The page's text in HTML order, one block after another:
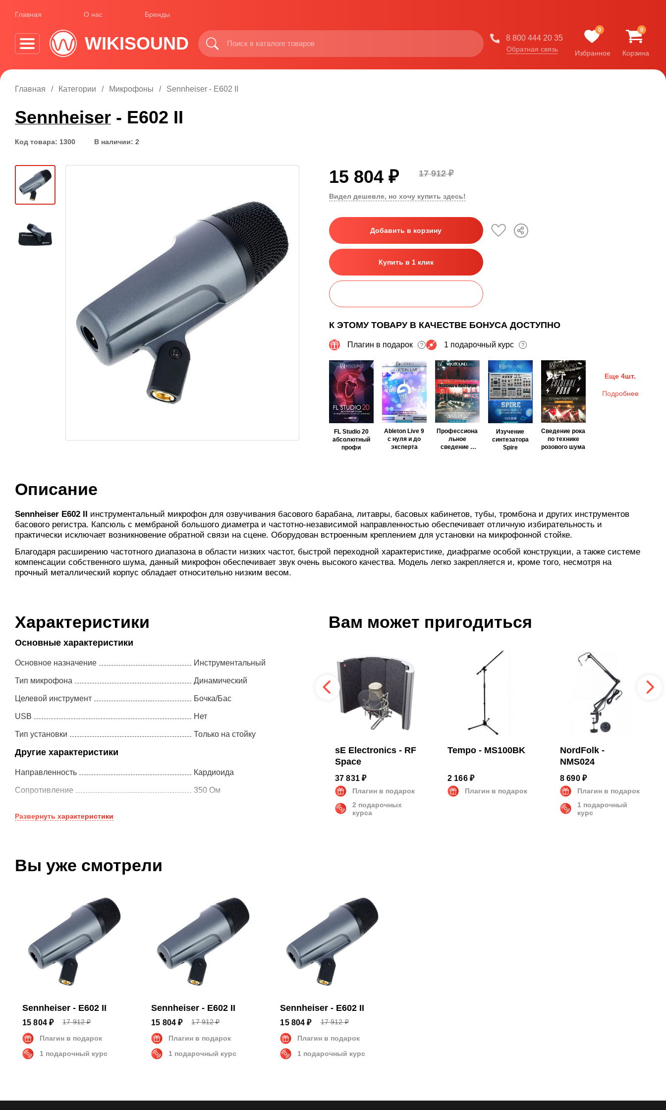
Главная О нас Бренды
WIKISOUND 8 800 444 20 35
Обратная связь
0
Избранное
0
Корзина
Главная Категории Микрофоны Sennheiser - E602 II
Sennheiser - E602 II
Код товара: 1300 В наличии: 2
15 804 ₽ 17 912 ₽
Видел дешевле, но хочу купить здесь!
Добавить в корзину
Купить в 1 клик
К ЭТОМУ ТОВАРУ В КАЧЕСТВЕ БОНУСА ДОСТУПНО
Плагин в подарок ? 1 подарочный курс ?
FL Studio 20
абсолютный
профи
Ableton Live 9
с нуля и до
эксперта
Профессиона
льное
сведение и
Изучение
синтезатора
Spire
Сведение рока
по технике
розового шума
Еще 4шт.
Подробнее
Описание
Sennheiser E602 II инструментальный микрофон для озвучивания басового барабана, литавры, басовых кабинетов, тубы, тромбона и других инструментов
басового регистра. Капсюль с мембраной большого диаметра и частотно-независимой направленностью обеспечивает отличную избирательность и
практически исключает возникновение обратной связи на сцене. Оборудован встроенным креплением для установки на микрофонной стойке.
Благодаря расширению частотного диапазона в области низких частот, быстрой переходной характеристике, диафрагме особой конструкции, а также системе
компенсации собственного шума, данный микрофон обеспечивает звук очень высокого качества. Модель легко закрепляется и, кроме того, несмотря на
прочный металлический корпус обладает относительно низким весом.
Характеристики
Основные характеристики
Основное назначение Инструментальный
Тип микрофона Динамический
Целевой инструмент Бочка/Бас
USB Нет
Тип установки Только на стойку
Другие характеристики
Направленность Кардиоида
Сопротивление 350 Ом
Комплектация
15 x 6 x 6 см
0.318 кг
Развернуть характеристики
Вам может пригодиться
- 21060-300-
Плагин в подарок
курс
Tempo - MS50BK
Плагин в подарок
3 890 ₽
sE Electronics - RF
Space
37 831 ₽
Плагин в подарок
2 подарочных
курса
Tempo - MS100BK
2 166 ₽
Плагин в подарок
NordFolk -
NMS024
8 690 ₽
Плагин в подарок
1 подарочный
курс
Вы уже смотрели
Sennheiser - E602 II
15 804 ₽ 17 912 ₽
Плагин в подарок
1 подарочный курс
Sennheiser - E602 II
15 804 ₽ 17 912 ₽
Плагин в подарок
1 подарочный курс
Sennheiser - E602 II
15 804 ₽ 17 912 ₽
Плагин в подарок
1 подарочный курс